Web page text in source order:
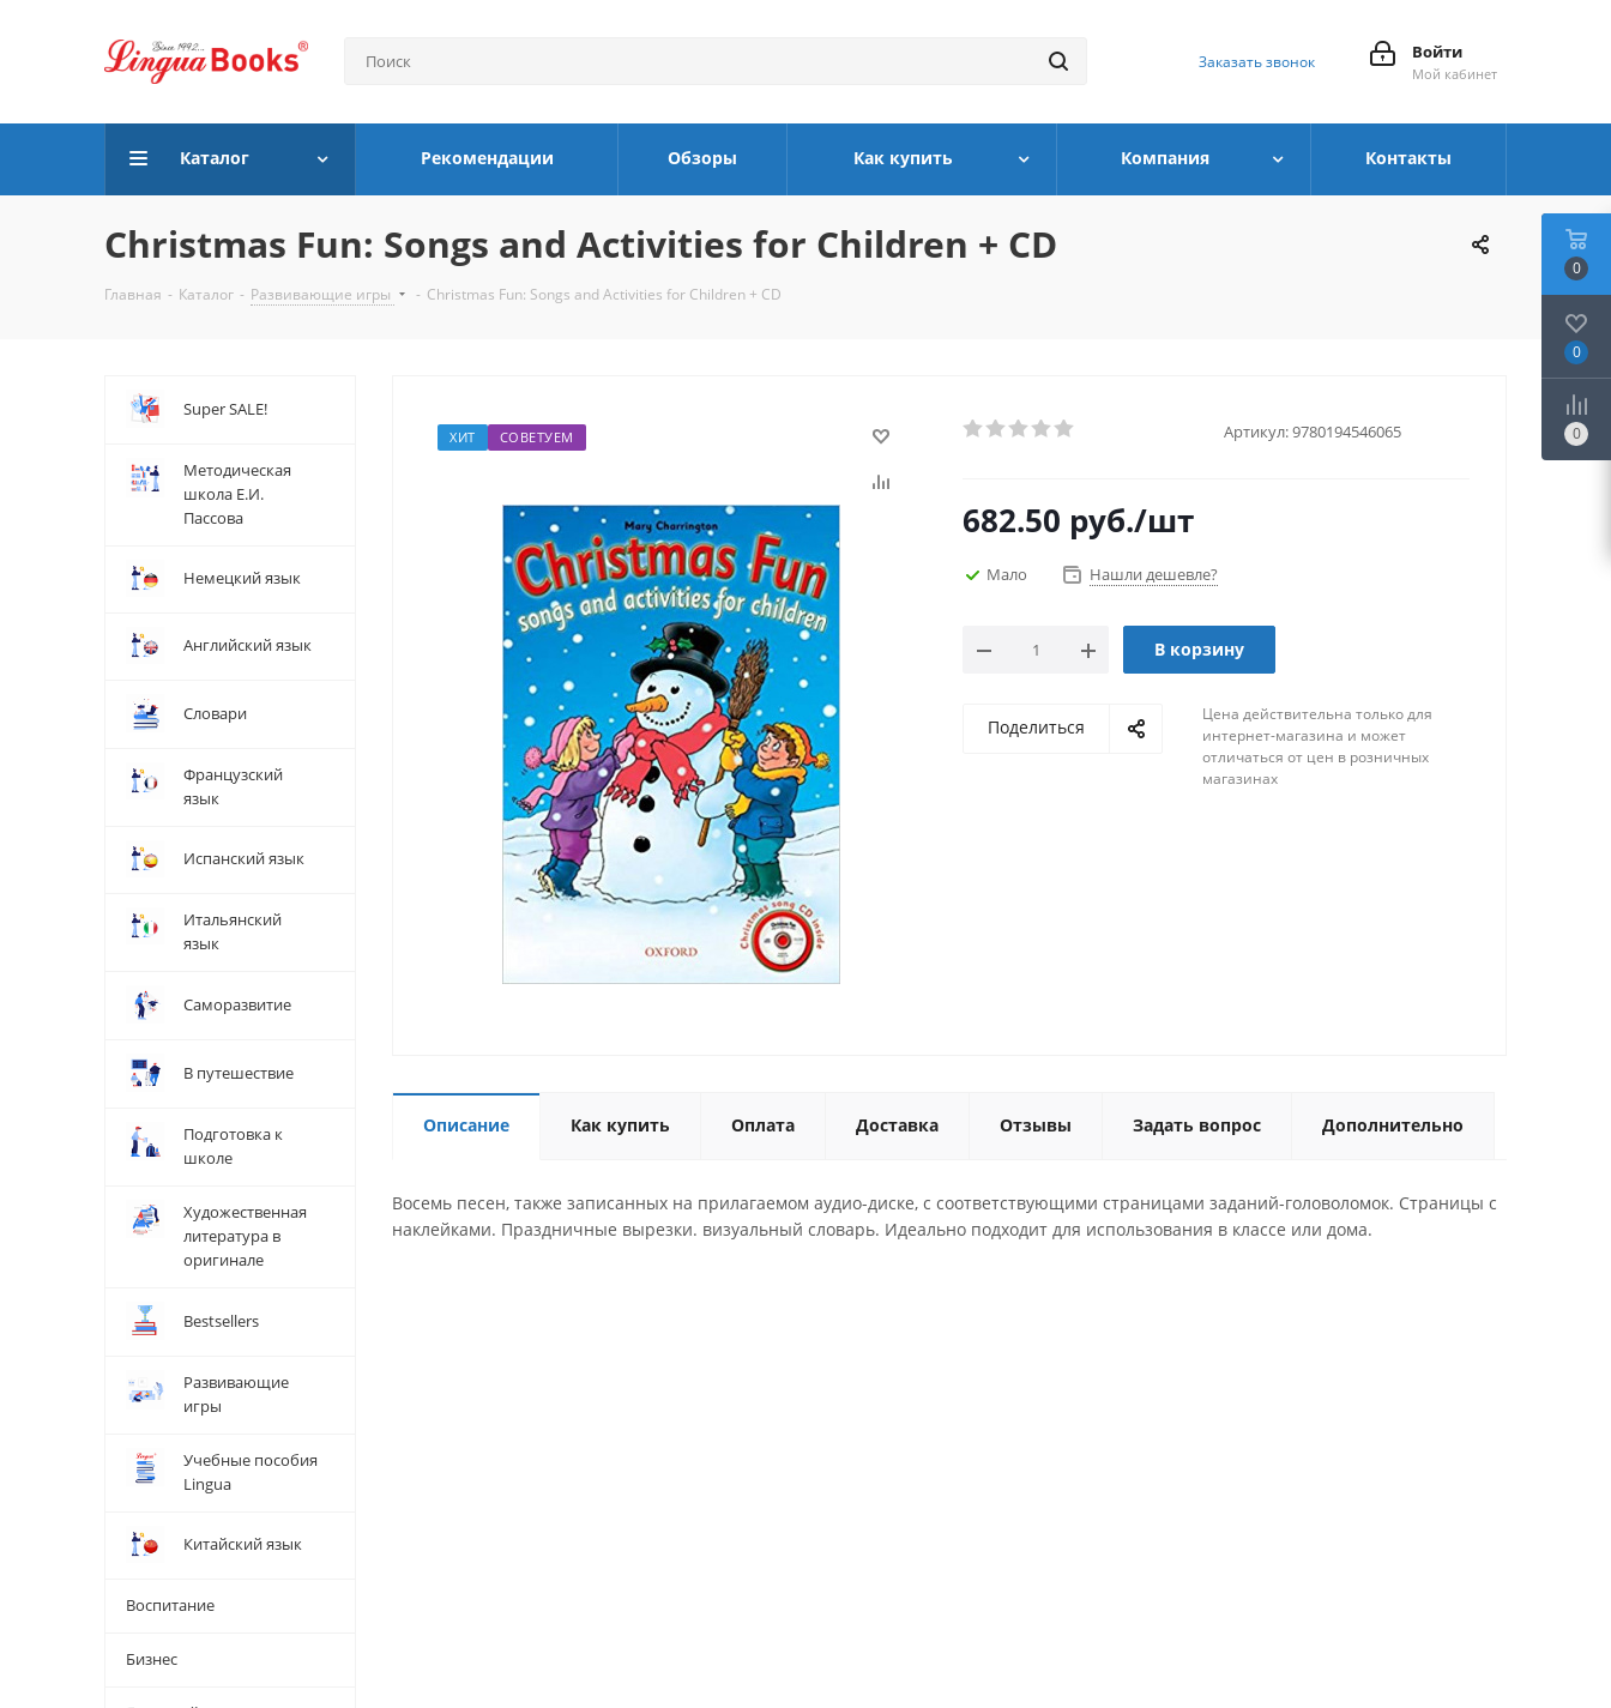
Войти
Мой кабинет
Заказать звонок
Каталог Рекомендации Обзоры Как купить Компания Контакты
Christmas Fun: Songs and Activities for Children + CD
Главная - Каталог - Развивающие игры - Christmas Fun: Songs and Activities for Children + CD
ХИТ СОВЕТУЕМ Артикул:9780194546065
682.50 руб./шт
Мало Нашли дешевле?
В корзину
Поделиться
Цена действительна только для
интернет-магазина и может
отличаться от цен в розничных
магазинах
Описание Как купить Оплата Доставка Отзывы Задать вопрос Дополнительно
Восемь песен, также записанных на прилагаемом аудио-диске, с соответствующими страницами заданий-головоломок. Страницы с
наклейками. Праздничные вырезки. визуальный словарь. Идеально подходит для использования в классе или дома.
Super SALE!
Методическая
школа Е.И.
Пассова
Немецкий язык
Английский язык
Словари
Французский
язык
Испанский язык
Итальянский
язык
Саморазвитие
В путешествие
Подготовка к
школе
Художественная
литература в
оригинале
Bestsellers
Развивающие
игры
Учебные пособия
Lingua
Китайский язык
Воспитание
Бизнес
0
0
0